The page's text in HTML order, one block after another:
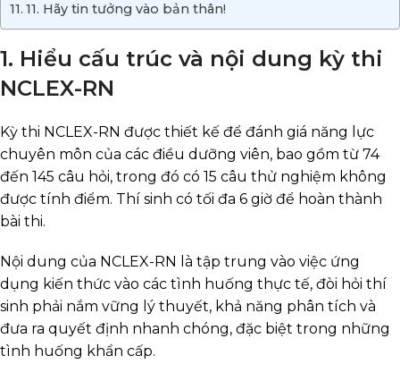
11. Hãy tin tưởng vào bản thân!
1. Hiểu cấu trúc và nội dung kỳ thi
NCLEX-RN
Kỳ thi NCLEX-RN được thiết kế để đánh giá năng lực
chuyên môn của các điều dưỡng viên, bao gồm từ 74
đến 145 câu hỏi, trong đó có 15 câu thử nghiệm không
được tính điểm. Thí sinh có tối đa 6 giờ để hoàn thành
bài thi.
Nội dung của NCLEX-RN là tập trung vào việc ứng
dụng kiến thức vào các tình huống thực tế, đòi hỏi thí
sinh phải nắm vững lý thuyết, khả năng phân tích và
đưa ra quyết định nhanh chóng, đặc biệt trong những
tình huống khẩn cấp.